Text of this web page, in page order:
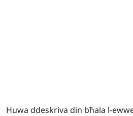
Huwa ddeskriva din bħala l-